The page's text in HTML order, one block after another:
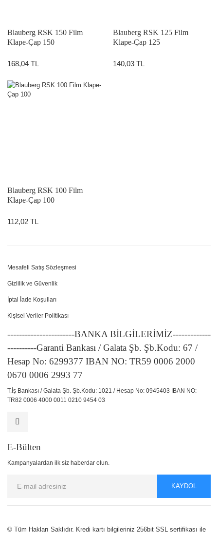
Blauberg RSK 150 Film
Klape-Çap 150
168,04 TL
Blauberg RSK 125 Film
Klape-Çap 125
140,03 TL
Blauberg RSK 100 Film
Klape-Çap 100
112,02 TL
Mesafeli Satış Sözleşmesi
Gizlilik ve Güvenlik
İptal İade Koşulları
Kişisel Veriler Politikası
-----------------------BANKA BİLGİLERİMİZ-------------
----------Garanti Bankası / Galata Şb. Şb.Kodu: 67 /
Hesap No: 6299377 IBAN NO: TR59 0006 2000
0670 0006 2993 77
T.İş Bankası / Galata Şb. Şb.Kodu: 1021 / Hesap No: 0945403 IBAN NO:
TR82 0006 4000 0011 0210 9454 03
E-Bülten
Kampanyalardan ilk siz haberdar olun.
KAYDOL
© Tüm Hakları Saklıdır. Kredi kartı bilgileriniz 256bit SSL sertifikası ile